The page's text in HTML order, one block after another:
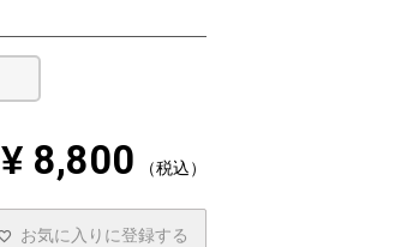
¥ 8,800 税込
お気に入りに登録する